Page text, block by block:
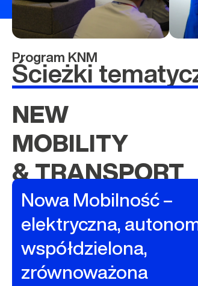
Program KNM
Ścieżki
NEW
MOBILITY
& TRANSPORT
Nowa Mobilność –
elektryczna,
współdzielona,
zrównoważona